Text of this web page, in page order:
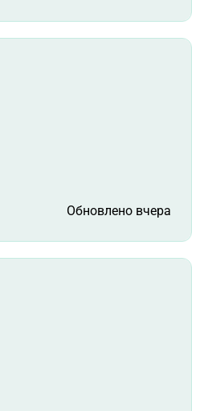
Обновлено вчера